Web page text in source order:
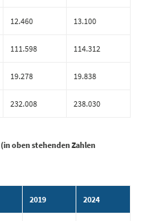
12.460 13.100
111.598 114.312
19.278 19.838
232.008 238.030
oben stehenden Zahlen
2019 2024